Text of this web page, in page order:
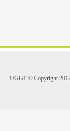
UGGF © Copyright